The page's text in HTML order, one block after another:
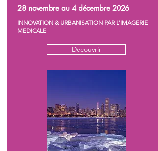
28 novembre au 4 décembre 2026
INNOVATION & URBANISATION PAR L'IMAGERIE
MEDICALE
Découvrir